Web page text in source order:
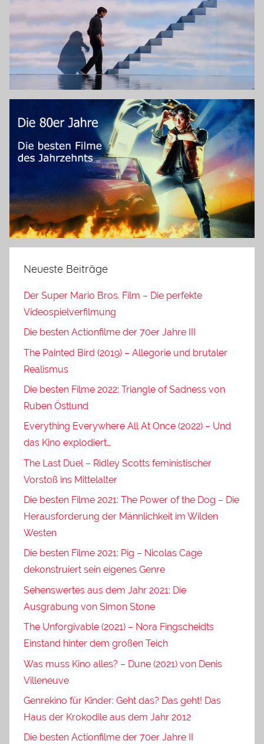
Neueste Beiträge
Der Super Mario Bros. Film – Die perfekte
Videospielverfilmung
Die besten Actionfilme der 70er Jahre III
The Painted Bird (2019) – Allegorie und brutaler
Realismus
Die besten Filme 2022: Triangle of Sadness von
Ruben Östlund
Everything Everywhere All At Once (2022) – Und
das Kino explodiert…
The Last Duel – Ridley Scotts feministischer
Vorstoß ins Mittelalter
Die besten Filme 2021: The Power of the Dog – Die
Herausforderung der Männlichkeit im Wilden
Westen
Die besten Filme 2021: Pig – Nicolas Cage
dekonstruiert sein eigenes Genre
Sehenswertes aus dem Jahr 2021: Die
Ausgrabung von Simon Stone
The Unforgivable (2021) – Nora Fingscheidts
Einstand hinter dem großen Teich
Was muss Kino alles? – Dune (2021) von Denis
Villeneuve
Genrekino für Kinder: Geht das? Das geht! Das
Haus der Krokodile aus dem Jahr 2012
Die besten Actionfilme der 70er Jahre II